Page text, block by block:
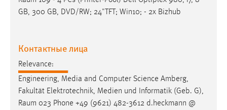
GB, 300 GB, DVD/RW; 24"TFT; Win10; - 2x Bizhub
Контактные лица
Relevance:
Engineering, Media and Computer Science Amberg,
Fakultät Elektrotechnik, Medien und Informatik (Geb. G),
Raum 023 Phone +49 (9621) 482-3612 d.heckmann @